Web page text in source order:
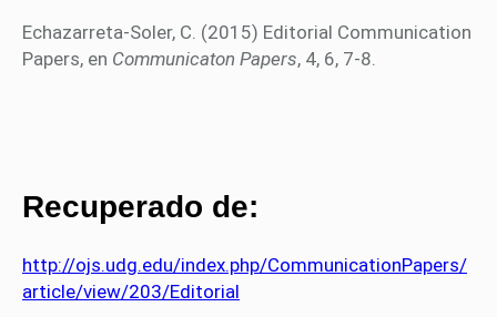
Echazarreta-Soler, C. (2015) Editorial Communication
Papers, en Communicaton Papers, 4, 6, 7-8.
Recuperado de:
http://ojs.udg.edu/index.php/CommunicationPapers/
article/view/203/Editorial